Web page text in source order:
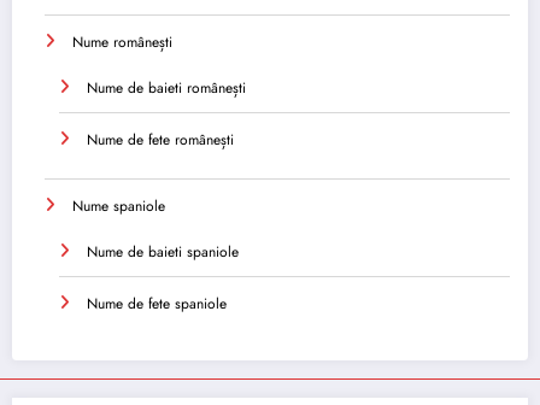
Nume românești
Nume de baieti românești
Nume de fete românești
Nume spaniole
Nume de baieti spaniole
Nume de fete spaniole